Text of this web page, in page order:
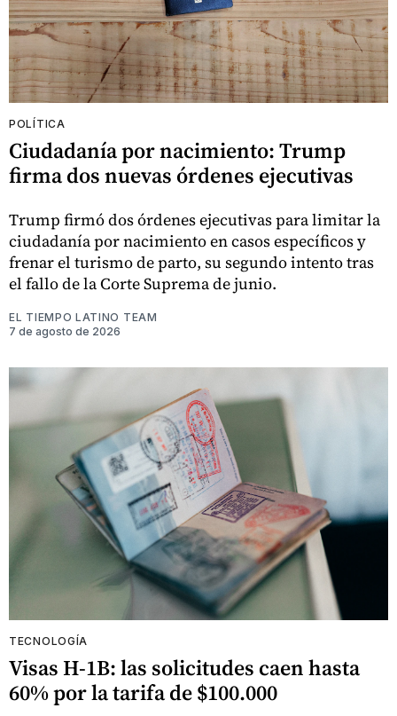
POLÍTICA
Ciudadanía por nacimiento: Trump
firma dos nuevas órdenes ejecutivas
Trump firmó dos órdenes ejecutivas para limitar la
ciudadanía por nacimiento en casos específicos y
frenar el turismo de parto, su segundo intento tras
el fallo de la Corte Suprema de junio.
EL TIEMPO LATINO TEAM
7 de agosto de 2026
TECNOLOGÍA
Visas H-1B: las solicitudes caen hasta
60% por la tarifa de $100.000